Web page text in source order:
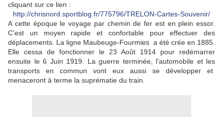
cliquant sur ce lien :
http://chrisnord.sportblog.fr/775796/TRELON-Cartes-Souvenir/
A cette époque le voyage par chemin de fer est en plein essor.
C'est un moyen rapide et confortable pour effectuer des
déplacements. La ligne Maubeuge-Fourmies a été crée en 1885.
Elle cessa de fonctionner le 23 Août 1914 pour redémarrer
ensuite le 6 Juin 1919. La guerre terminée, l'automobile et les
transports en commun vont eux aussi se développer et
menaceront à terme la suprématie du train.